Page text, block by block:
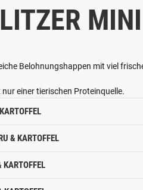
Belohnungshappen mit viel
einer tierischen Proteinquelle.
& KARTOFFEL